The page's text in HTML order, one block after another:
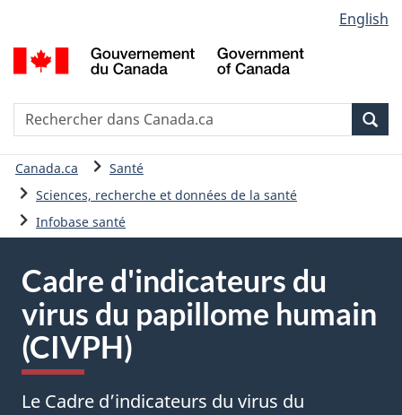
au
contenu
HTML
simplifiée
de
la
langue
English
of
Recherche
Vous
êtes
ici
:
Canada.ca
Santé
Sciences, recherche et données de la santé
Infobase santé
Cadre d'indicateurs du
virus du papillome humain
(CIVPH)
Le Cadre d’indicateurs du virus du